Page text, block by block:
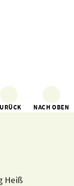
NACH OBEN
Heiß